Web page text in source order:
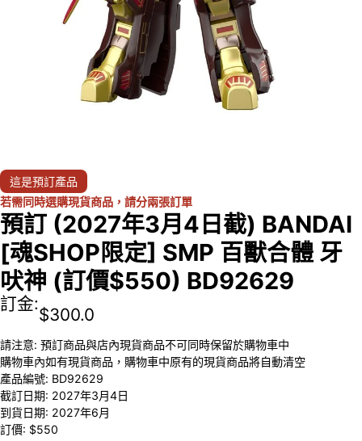
這是預訂產品
若需同時選購現貨商品，請分兩張訂單
預訂 (2027年3月4日截) BANDAI
[魂SHOP限定] SMP 百獸合體 牙
吠神 (訂價$550) BD92629
訂金:
$300.0
請注意: 預訂商品與店內現貨商品不可同時保留於購物車中
購物車內如有現貨商品，購物車中原有的現貨商品將自動清空
產品編號: BD92629
截訂日期: 2027年3月4日
到貨日期: 2027年6月
訂價: $550